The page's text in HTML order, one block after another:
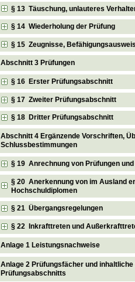
§ 13 Täuschung, unlauteres
§ 14 Wiederholung der Prüfung
§ 15 Zeugnisse,
Abschnitt 3 Prüfungen
§ 16 Erster Prüfungsabschnitt
§ 17 Zweiter Prüfungsabschnitt
§ 18 Dritter Prüfungsabschnitt
Abschnitt 4 Ergänzende Vorschriften,
Schlussbestimmungen
§ 19 Anrechnung von Prüfungen
§ 20 Anerkennung von im Ausland
Hochschuldiplomen
§ 21 Übergangsregelungen
§ 22 Inkrafttreten und
Anlage 1 Leistungsnachweise
Anlage 2 Prüfungsfächer und
Prüfungsabschnitts